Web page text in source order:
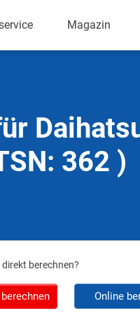
Magazin
362 )
berechnen?
Online